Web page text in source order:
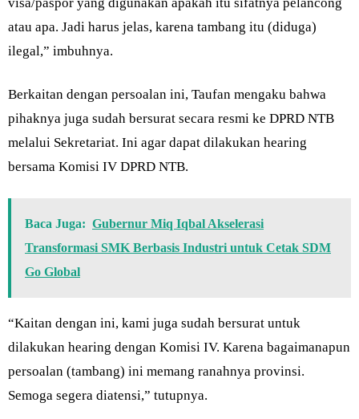
atau apa. Jadi harus jelas, karena tambang itu (diduga)
ilegal,” imbuhnya.
Berkaitan dengan persoalan ini, Taufan mengaku bahwa
pihaknya juga sudah bersurat secara resmi ke DPRD NTB
melalui Sekretariat. Ini agar dapat dilakukan hearing
bersama Komisi IV DPRD NTB.
Baca Juga: Gubernur Miq Iqbal Akselerasi
Transformasi SMK Berbasis Industri untuk Cetak SDM
Go Global
“Kaitan dengan ini, kami juga sudah bersurat untuk
dilakukan hearing dengan Komisi IV. Karena bagaimanapun
persoalan (tambang) ini memang ranahnya provinsi.
Semoga segera diatensi,” tutupnya.